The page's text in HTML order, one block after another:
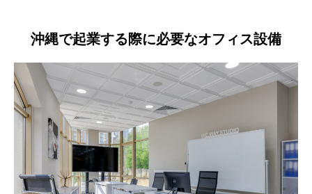
沖縄で起業する際に必要なオフィス設備